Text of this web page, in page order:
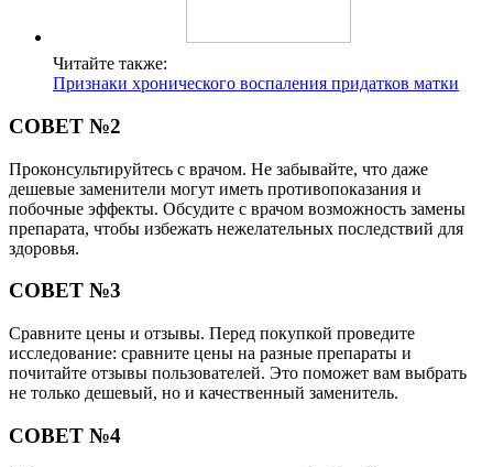
Читайте также:
Признаки хронического воспаления придатков матки
СОВЕТ №2
Проконсультируйтесь с врачом. Не забывайте, что даже
дешевые заменители могут иметь противопоказания и
побочные эффекты. Обсудите с врачом возможность замены
препарата, чтобы избежать нежелательных последствий для
здоровья.
СОВЕТ №3
Сравните цены и отзывы. Перед покупкой проведите
исследование: сравните цены на разные препараты и
почитайте отзывы пользователей. Это поможет вам выбрать
не только дешевый, но и качественный заменитель.
СОВЕТ №4